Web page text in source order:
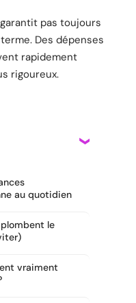
pas toujours
Des dépenses
rapidement
rigoureux.
au quotidien
le
vraiment